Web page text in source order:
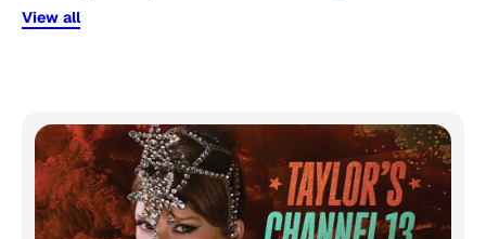
View all